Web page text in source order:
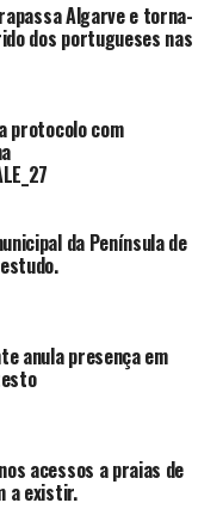
Algarve e torna-
dos portugueses nas
protocolo com
da Península de
anula presença em
acessos a praias de
a existir.